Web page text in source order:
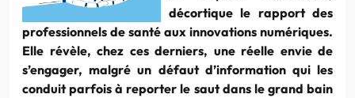
décortique le rapport des
professionnels de santé aux innovations numériques.
Elle révèle, chez ces derniers, une réelle envie de
s’engager, malgré un défaut d’information qui les
conduit parfois à reporter le saut dans le grand bain